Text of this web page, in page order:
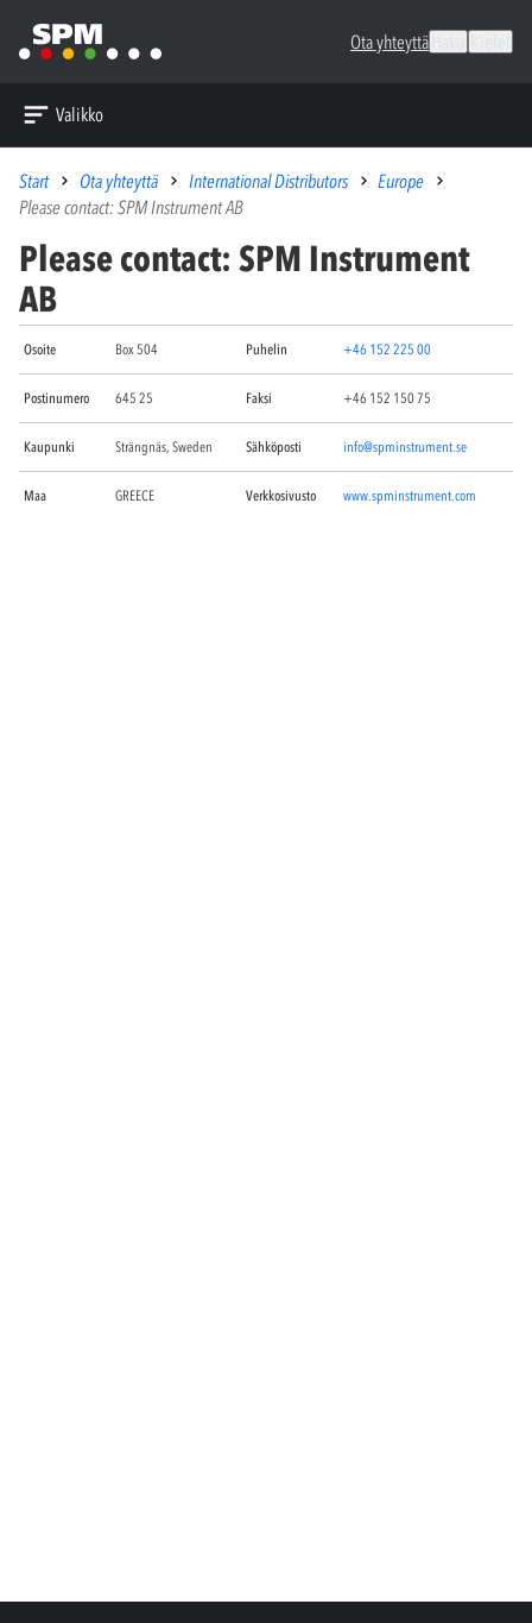
Ota yhteyttä
Valikko
Start Ota yhteyttä International Distributors
Europe
Please contact: SPM Instrument AB
Please contact: SPM Instrument
AB
Osoite Box 504 Puhelin +46 152 225 00
Postinumero 645 25 Faksi +46 152 150 75
Kaupunki Strängnäs, Sweden Sähköposti info@spminstrument.se
Maa GREECE Verkkosivusto www.spminstrument.com